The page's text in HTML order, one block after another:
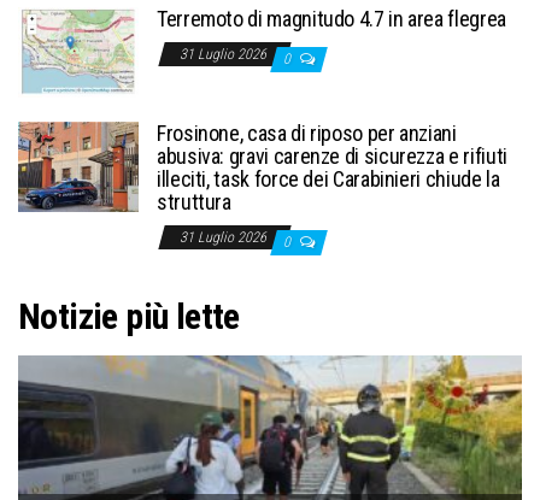
Terremoto di magnitudo 4.7 in area flegrea
31 Luglio 2026 0
Frosinone, casa di riposo per anziani
abusiva: gravi carenze di sicurezza e rifiuti
illeciti, task force dei Carabinieri chiude la
struttura
31 Luglio 2026 0
Notizie più lette